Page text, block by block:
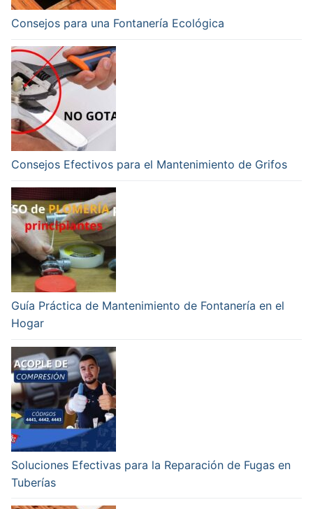
Consejos para una Fontanería Ecológica
Consejos Efectivos para el Mantenimiento de Grifos
Guía Práctica de Mantenimiento de Fontanería en el
Hogar
Soluciones Efectivas para la Reparación de Fugas en
Tuberías